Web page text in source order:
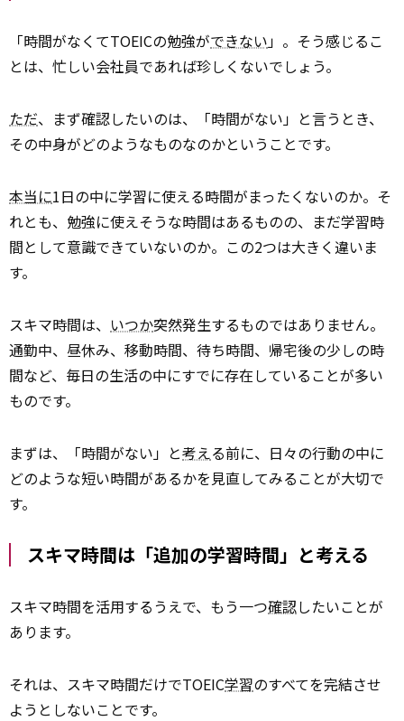
「時間がなくてTOEICの勉強ができない」。そう感じるこ
とは、忙しい会社員であれば珍しくないでしょう。
ただ、まず確認したいのは、「時間がない」と言うとき、
その中身がどのようなものなのかということです。
本当に1日の中に学習に使える時間がまったくないのか。そ
れとも、勉強に使えそうな時間はあるものの、まだ学習時
間として意識できていないのか。この2つは大きく違いま
す。
スキマ時間は、 いつか突然発生するものではありません。
通勤中、昼休み、移動時間、待ち時間、帰宅後の少しの時
間など、毎日の生活の中にすでに存在していることが多い
ものです。
まずは、「時間がない」と考える前に、日々の行動の中に
どのような短い時間があるかを見直してみることが大切で
す。
スキマ時間は「追加の学習時間」と考える
スキマ時間を活用するうえで、もう一つ確認したいことが
あります。
それは、スキマ時間だけでTOEIC学習のすべてを完結させ
ようとしないことです。